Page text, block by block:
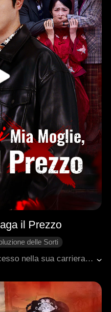
il Prezzo
delle Sorti
Dopo aver raggiunto il successo nella sua carriera, Adrian tornò nella sua città natale con l'intenzione di ripagare il favore a sua zia Thea e a suo zio Ryan, che si erano presi cura di sua moglie Brielle. Con suo shock, scoprì che Thea e Ryan avevano abusato di Brielle per lungo tempo e avevano persino tentato di venderla a un uomo con disabilità intellettive. Adrian salvò sua moglie ed espose la verità, portando i cattivi ad affrontare severe punizioni legali. Durante questo processo, Adrian scoprì di non essere il figlio biologico di sua madre Kaylee, e che suo padre biologico era stato ucciso da Kaylee e dal suo secondo marito Nathan. Alla fine, Adrian e Brielle ricostruirono la loro casa, si dedicarono allo sviluppo rurale e accolsero una nuova vita insieme a un futuro pacifico.